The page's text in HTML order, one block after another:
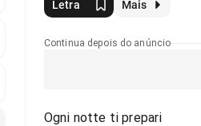
Letra Mais
Continua depois do anúncio
Ogni notte ti prepari